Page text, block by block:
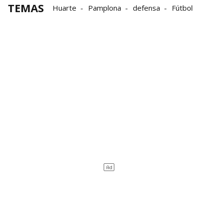
TEMAS Huarte Pamplona defensa Fútbol